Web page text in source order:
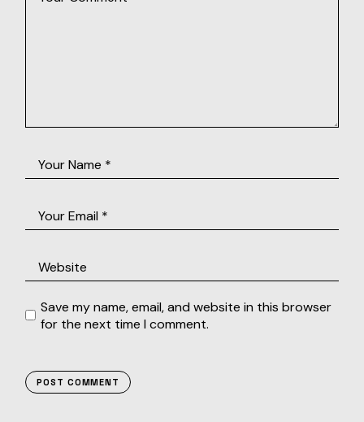
Save my name, email, and website in this browser
for the next time I comment.
POST COMMENT